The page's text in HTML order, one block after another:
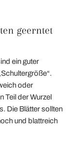
geerntet
ein guter
oder
Teil der Wurzel
Die Blätter sollten
und blattreich